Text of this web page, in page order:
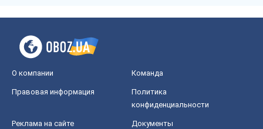
О компании Команда
Правовая информация
Политика
конфиденциальности
Реклама на сайте Документы